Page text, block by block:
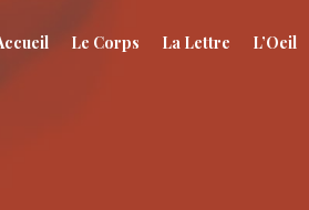
Le Corps La Lettre L’Oeil